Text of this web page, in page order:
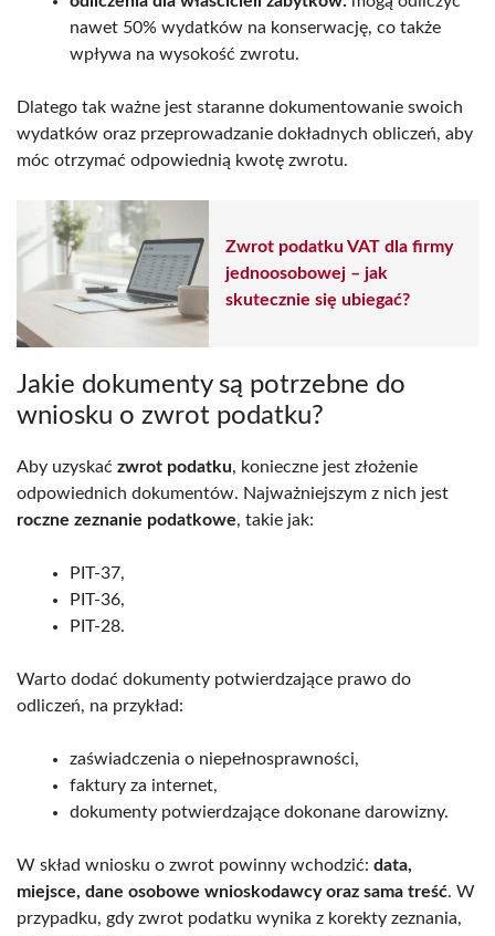
nawet 50% wydatków na konserwację, co także
wpływa na wysokość zwrotu.
Dlatego tak ważne jest staranne dokumentowanie swoich
wydatków oraz przeprowadzanie dokładnych obliczeń, aby
móc otrzymać odpowiednią kwotę zwrotu.
Zwrot podatku VAT dla firmy
jednoosobowej – jak
skutecznie się ubiegać?
Jakie dokumenty są potrzebne do
wniosku o zwrot podatku?
Aby uzyskać zwrot podatku, konieczne jest złożenie
odpowiednich dokumentów. Najważniejszym z nich jest
roczne zeznanie podatkowe, takie jak:
PIT-37,
PIT-36,
PIT-28.
Warto dodać dokumenty potwierdzające prawo do
odliczeń, na przykład:
zaświadczenia o niepełnosprawności,
faktury za internet,
dokumenty potwierdzające dokonane darowizny.
W skład wniosku o zwrot powinny wchodzić: data,
miejsce, dane osobowe wnioskodawcy oraz sama treść. W
przypadku, gdy zwrot podatku wynika z korekty zeznania,